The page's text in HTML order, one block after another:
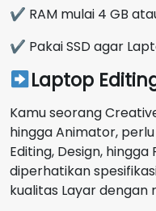
✔ RAM mulai 4 GB
✔ Pakai SSD agar
Laptop
Kamu seorang
hingga Animator,
Editing, Design,
diperhatikan
kualitas Layar dengan